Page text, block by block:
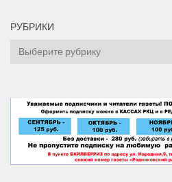
РУБРИКИ
Рубрики